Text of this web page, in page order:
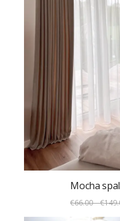
Mocha
€66.00–€